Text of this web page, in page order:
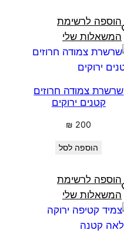
הוספה לרשימת
המשאלות שלי
שרשרת צמודה חרוזים
קטנים ירוקים
₪ 200
הוספה לסל
הוספה לרשימת
המשאלות שלי